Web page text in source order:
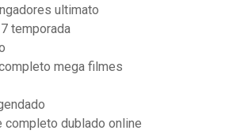
ultimato
temporada
mega filmes
completo dublado online